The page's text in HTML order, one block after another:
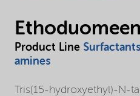
Product Line
amines
Tris(15-hydroxyethyl)-N-